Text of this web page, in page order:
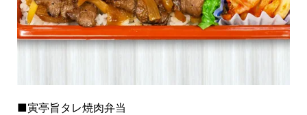
■寅亭旨タレ焼肉弁当